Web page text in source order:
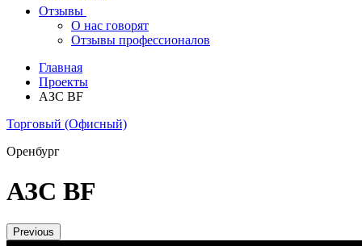
Отзывы
О нас говорят
Отзывы профессионалов
Главная
Проекты
АЗС BF
Торговый (Офисный)
Оренбург
АЗС BF
Previous